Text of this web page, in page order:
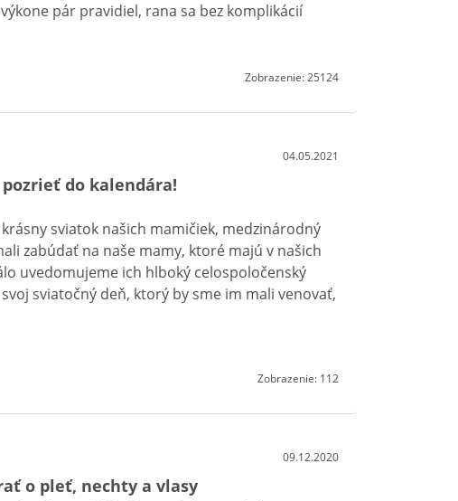
pár pravidiel, rana sa bez komplikácií
Zobrazenie: 25124
04.05.2021
do kalendára!
sviatok našich mamičiek, medzinárodný
zabúdať na naše mamy, ktoré majú v našich
uvedomujeme ich hlboký celospoločenský
sviatočný deň, ktorý by sme im mali venovať,
Zobrazenie: 112
09.12.2020
o pleť, nechty a vlasy